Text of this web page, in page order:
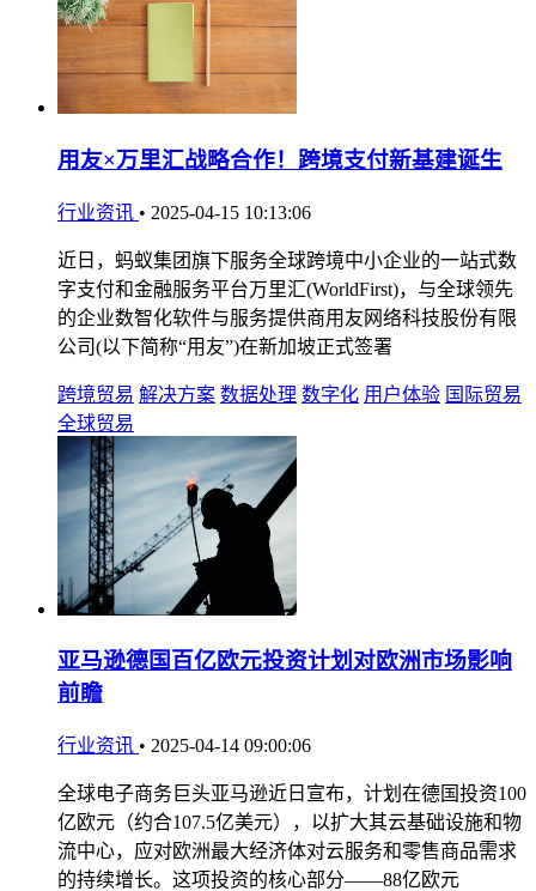
用友×万里汇战略合作！跨境支付新基建诞生
行业资讯 • 2025-04-15 10:13:06
近日，蚂蚁集团旗下服务全球跨境中小企业的一站式数
字支付和金融服务平台万里汇(WorldFirst)，与全球领先
的企业数智化软件与服务提供商用友网络科技股份有限
公司(以下简称“用友”)在新加坡正式签署
跨境贸易 解决方案 数据处理 数字化 用户体验 国际贸易
全球贸易
亚马逊德国百亿欧元投资计划对欧洲市场影响
前瞻
行业资讯 • 2025-04-14 09:00:06
全球电子商务巨头亚马逊近日宣布，计划在德国投资100
亿欧元（约合107.5亿美元），以扩大其云基础设施和物
流中心，应对欧洲最大经济体对云服务和零售商品需求
的持续增长。这项投资的核心部分——88亿欧元